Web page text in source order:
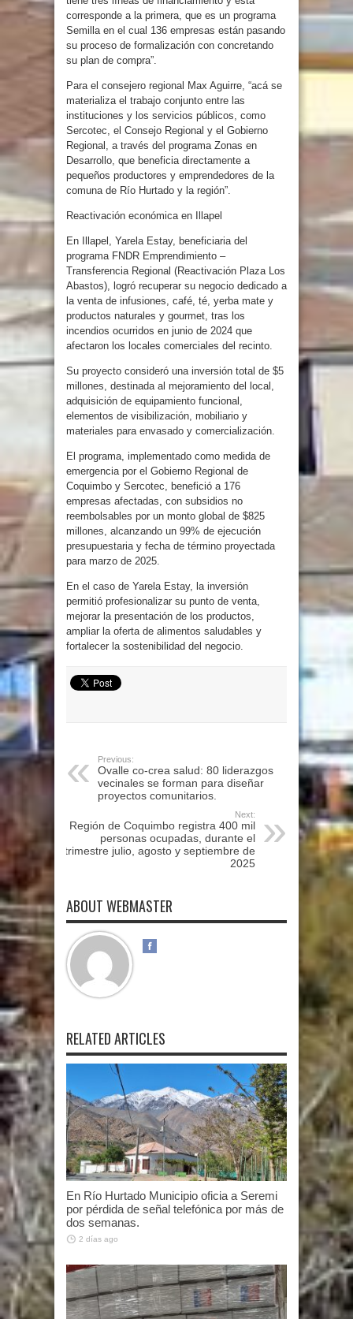
corresponde a la primera, que es un programa
Semilla en el cual 136 empresas están pasando
su proceso de formalización con concretando
su plan de compra”.
Para el consejero regional Max Aguirre, “acá se
materializa el trabajo conjunto entre las
instituciones y los servicios públicos, como
Sercotec, el Consejo Regional y el Gobierno
Regional, a través del programa Zonas en
Desarrollo, que beneficia directamente a
pequeños productores y emprendedores de la
comuna de Río Hurtado y la región”.
Reactivación económica en Illapel
En Illapel, Yarela Estay, beneficiaria del
programa FNDR Emprendimiento –
Transferencia Regional (Reactivación Plaza Los
Abastos), logró recuperar su negocio dedicado a
la venta de infusiones, café, té, yerba mate y
productos naturales y gourmet, tras los
incendios ocurridos en junio de 2024 que
afectaron los locales comerciales del recinto.
Su proyecto consideró una inversión total de $5
millones, destinada al mejoramiento del local,
adquisición de equipamiento funcional,
elementos de visibilización, mobiliario y
materiales para envasado y comercialización.
El programa, implementado como medida de
emergencia por el Gobierno Regional de
Coquimbo y Sercotec, benefició a 176
empresas afectadas, con subsidios no
reembolsables por un monto global de $825
millones, alcanzando un 99% de ejecución
presupuestaria y fecha de término proyectada
para marzo de 2025.
En el caso de Yarela Estay, la inversión
permitió profesionalizar su punto de venta,
mejorar la presentación de los productos,
ampliar la oferta de alimentos saludables y
fortalecer la sostenibilidad del negocio.
Previous:
Ovalle co-crea salud: 80 liderazgos
vecinales se forman para diseñar
proyectos comunitarios.
Next:
Región de Coquimbo registra 400 mil
personas ocupadas, durante el
trimestre julio, agosto y septiembre de
2025
ABOUT WEBMASTER
RELATED ARTICLES
En Río Hurtado Municipio oficia a Seremi
por pérdida de señal telefónica por más de
dos semanas.
2 días ago